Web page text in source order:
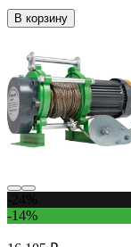
В корзину
-14%